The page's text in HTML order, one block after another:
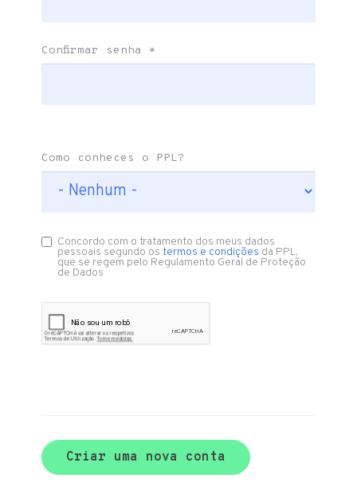
Confirmar senha *
Como conheces o PPL?
Concordo com o tratamento dos meus dados
pessoais segundo ostermos e condições da PPL,
que se regem pelo Regulamento Geral de Proteção
de Dados
Criar uma nova conta